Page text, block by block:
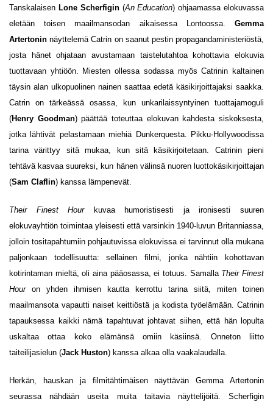
Tanskalaisen Lone Scherfigin(An Education) ohjaamassa elokuvassa
eletään toisen maailmansodan aikaisessa Lontoossa. Gemma
Artertonin näyttelemä Catrin on saanut pestin propagandaministeriöstä,
josta hänet ohjataan avustamaan taistelutahtoa kohottavia elokuvia
tuottavaan yhtiöön. Miesten ollessa sodassa myös Catrinin kaltainen
täysin alan ulkopuolinen nainen saattaa edetä käsikirjoittajaksi saakka.
Catrin on tärkeässä osassa, kun unkarilaissyntyinen tuottajamoguli
(Henry Goodman) päättää toteuttaa elokuvan kahdesta siskoksesta,
jotka lähtivät pelastamaan miehiä Dunkerquesta. Pikku-Hollywoodissa
tarina värittyy sitä mukaa, kun sitä käsikirjoitetaan. Catrinin pieni
tehtävä kasvaa suureksi, kun hänen välinsä nuoren luottokäsikirjoittajan
(Sam Claflin) kanssa lämpenevät.
Their Finest Hourkuvaa humoristisesti ja ironisesti suuren
elokuvayhtiön toimintaa yleisesti että varsinkin 1940-luvun Britanniassa,
jolloin tositapahtumiin pohjautuvissa elokuvissa ei tarvinnut olla mukana
paljonkaan todellisuutta: sellainen filmi, jonka nähtiin kohottavan
kotirintaman mieltä, oli aina pääosassa, ei totuus. Samalla Their Finest
Houron yhden ihmisen kautta kerrottu tarina siitä, miten toinen
maailmansota vapautti naiset keittiöstä ja kodista työelämään. Catrinin
tapauksessa kaikki nämä tapahtuvat johtavat siihen, että hän lopulta
uskaltaa ottaa koko elämänsä omiin käsiinsä. Onneton liitto
taiteilijasielun (Jack Huston) kanssa alkaa olla vaakalaudalla.
Herkän, hauskan ja filmitähtimäisen näyttävän Gemma Artertonin
seurassa nähdään useita muita taitavia näyttelijöitä. Scherfigin